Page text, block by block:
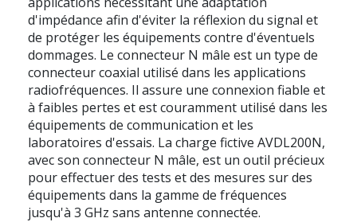
d'impédance afin d'éviter la réflexion du signal et
de protéger les équipements contre d'éventuels
dommages. Le connecteur N mâle est un type de
connecteur coaxial utilisé dans les applications
radiofréquences. Il assure une connexion fiable et
à faibles pertes et est couramment utilisé dans les
équipements de communication et les
laboratoires d'essais. La charge fictive AVDL200N,
avec son connecteur N mâle, est un outil précieux
pour effectuer des tests et des mesures sur des
équipements dans la gamme de fréquences
jusqu'à 3 GHz sans antenne connectée.